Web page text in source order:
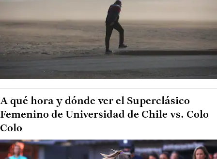
A qué hora y dónde ver el Superclásico
Femenino de Universidad de Chile vs. Colo
Colo